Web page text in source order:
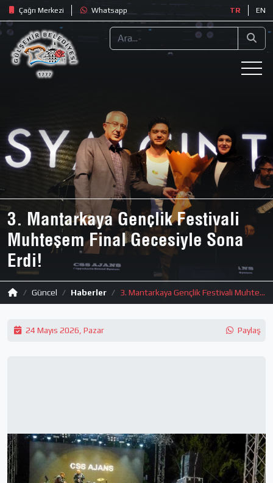
Çağrı Merkezi Whatsapp TR EN
3. Mantarkaya Gençlik Festivali
Muhteşem Final Gecesiyle Sona
Erdi!
Güncel Haberler 3. Mantarkaya Gençlik Festivali Muhteşem Final Gecesiyle Sona Erdi!
24 Mayıs 2026, Pazar Paylaş